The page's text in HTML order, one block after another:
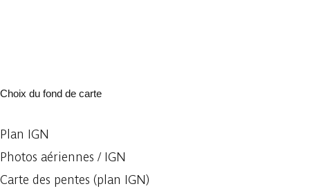
Choix du fond de carte
Plan IGN
Photos aériennes / IGN
Carte des pentes (plan IGN)